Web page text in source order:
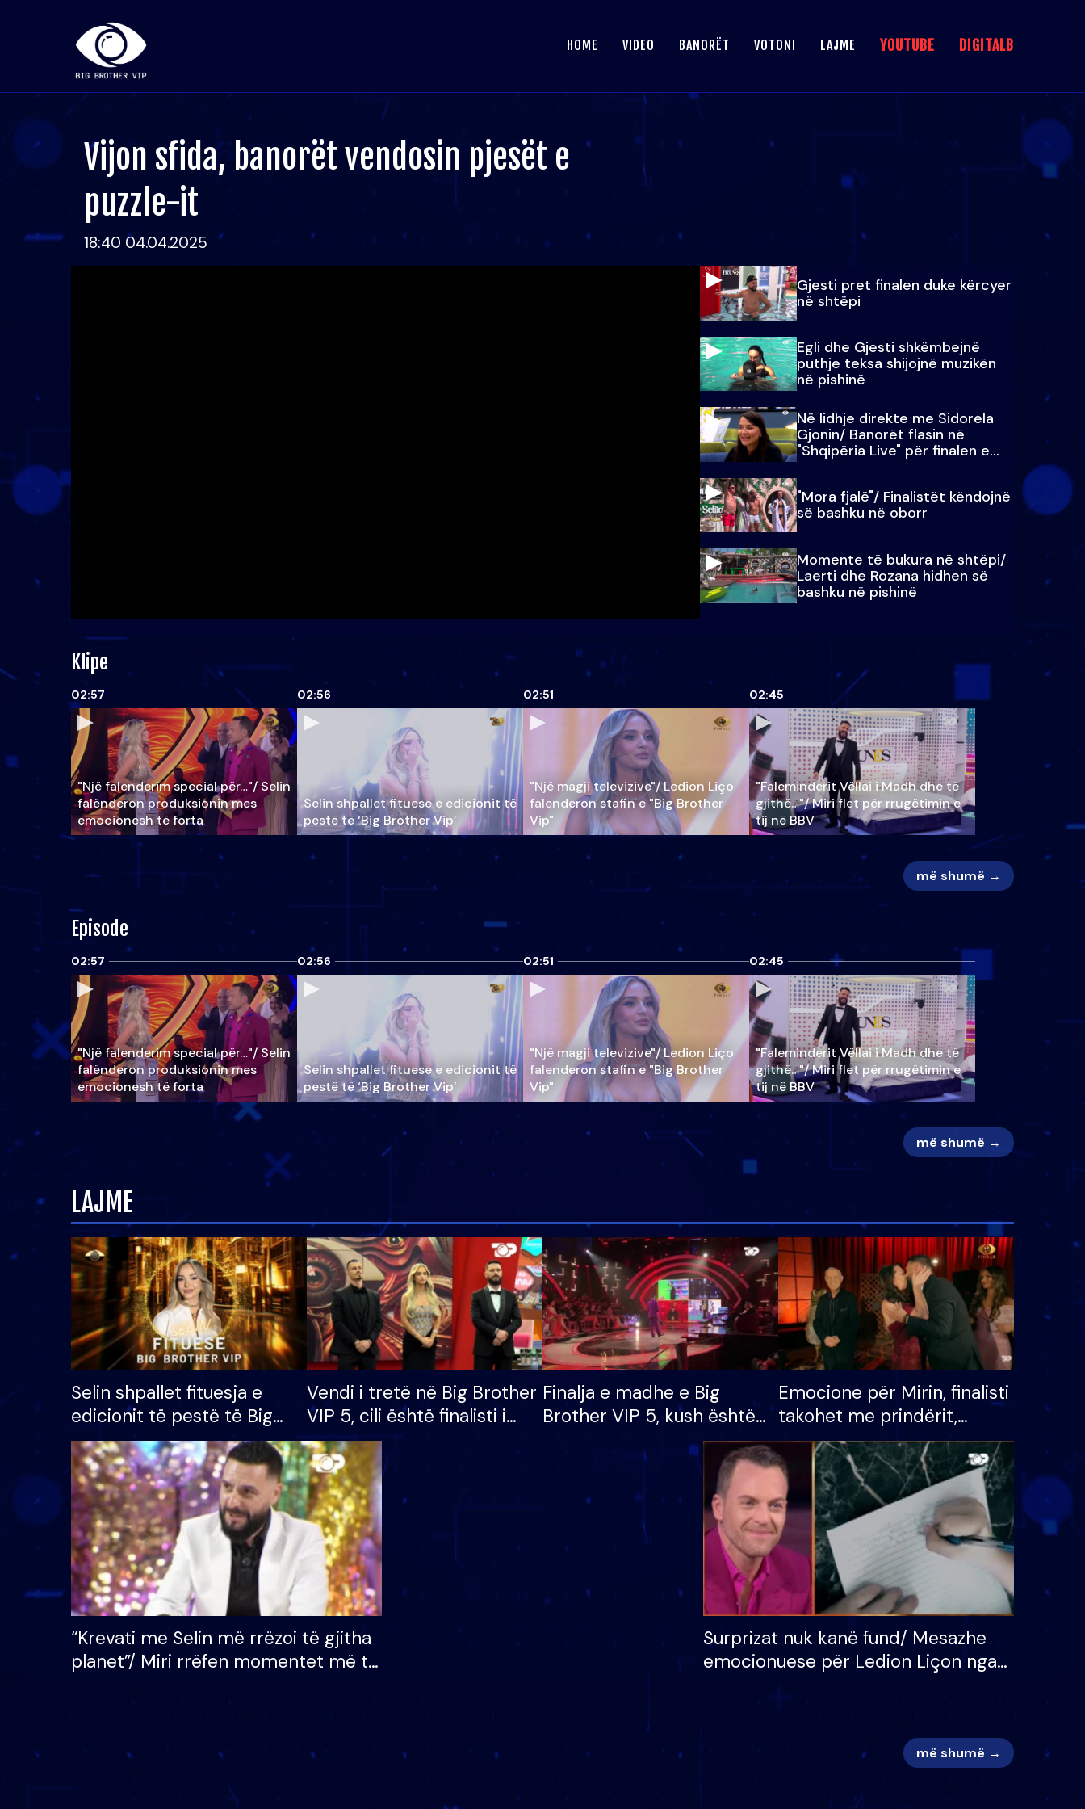
HOME VIDEO BANORËT VOTONI LAJME YOUTUBE DIGITALB
Vijon sfida, banorët vendosin pjesët e
puzzle-it
18:40 04.04.2025
Gjesti pret finalen duke kërcyer
në shtëpi
Egli dhe Gjesti shkëmbejnë
puthje teksa shijojnë muzikën
në pishinë
Në lidhje direkte me Sidorela
Gjonin/ Banorët flasin në
"Shqipëria Live" për finalen e
madhe
"Mora fjalë"/ Finalistët këndojnë
së bashku në oborr
Momente të bukura në shtëpi/
Laerti dhe Rozana hidhen së
bashku në pishinë
Klipe
02:57
"Një falenderim special për…"/ Selin
falënderon produksionin mes
emocionesh të forta
02:56
Selin shpallet fituese e edicionit të
pestë të ‘Big Brother Vip’
02:51
"Një magji televizive"/ Ledion Liço
falenderon stafin e "Big Brother
Vip"
02:45
"Faleminderit Vëllai i Madh dhe të
gjithë…"/ Miri flet për rrugëtimin e
tij në BBV
më shumë →
Episode
02:57
"Një falenderim special për…"/ Selin
falënderon produksionin mes
emocionesh të forta
02:56
Selin shpallet fituese e edicionit të
pestë të ‘Big Brother Vip’
02:51
"Një magji televizive"/ Ledion Liço
falenderon stafin e "Big Brother
Vip"
02:45
"Faleminderit Vëllai i Madh dhe të
gjithë…"/ Miri flet për rrugëtimin e
tij në BBV
më shumë →
LAJME
Selin shpallet fituesja e
edicionit të pestë të Big
Brother VIP, rrëmben
çmimin e madh prej 100
mijë eurosh
Vendi i tretë në Big Brother
VIP 5, cili është finalisti i
radhës që lë shtëpinë
Finalja e madhe e Big
Brother VIP 5, kush është
banori i parë që lë shtëpinë
dhe humb mundësinë për
të fituar çmimin e madh
Emocione për Mirin, finalisti
takohet me prindërit,
vajzën dhe bashkëshorten:
S’kemi ndonjë letër divorci
apo jo?
“Krevati me Selin më rrëzoi të gjitha
planet”/ Miri rrëfen momentet më të
mungojë zilja e mëngjesit kur…
Surprizat nuk kanë fund/ Mesazhe
emocionuese për Ledion Liçon nga
më shumë →